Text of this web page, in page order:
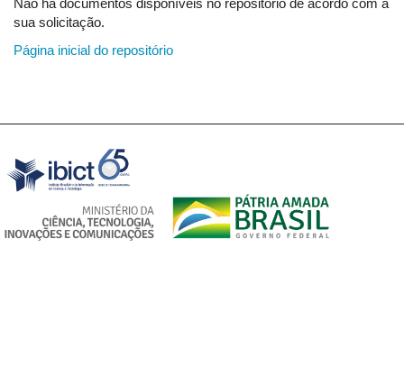
sua solicitação.
Página inicial do repositório